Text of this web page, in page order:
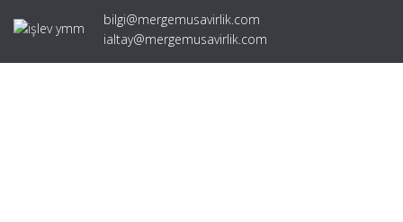
bilgi@mergemusavirlik.com
ialtay@mergemusavirlik.com